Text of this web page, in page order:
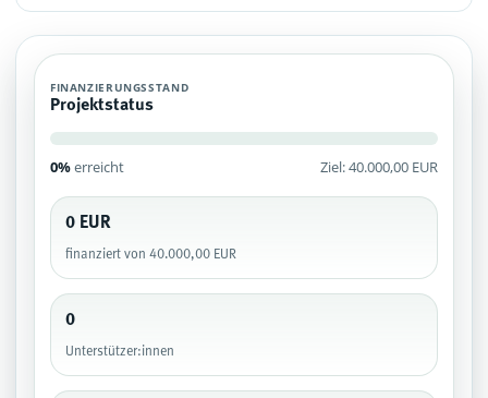
FINANZIERUNGSSTAND
Projektstatus
0%erreicht Ziel: 40.000,00 EUR
0 EUR
finanziert von 40.000,00 EUR
0
Unterstützer:innen